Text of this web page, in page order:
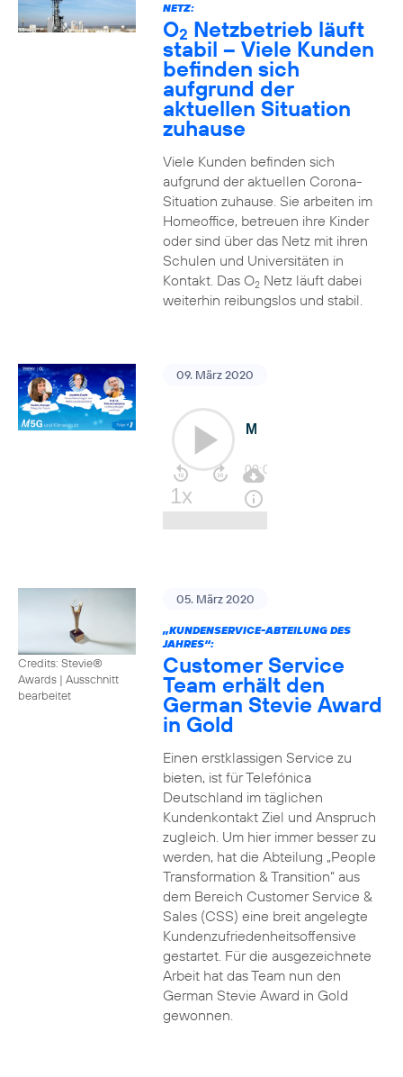
NETZ:
O2 Netzbetrieb läuft
stabil – Viele Kunden
befinden sich
aufgrund der
aktuellen Situation
zuhause
Viele Kunden befinden sich
aufgrund der aktuellen Corona-
Situation zuhause. Sie arbeiten im
Homeoffice, betreuen ihre Kinder
oder sind über das Netz mit ihren
Schulen und Universitäten in
Kontakt. Das O2Netz läuft dabei
weiterhin reibungslos und stabil.
09. März 2020
Credits: Stevie®
Awards | Ausschnitt
bearbeitet
05. März 2020
„KUNDENSERVICE-ABTEILUNG DES
JAHRES“:
Customer Service
Team erhält den
German Stevie Award
in Gold
Einen erstklassigen Service zu
bieten, ist für Telefónica
Deutschland im täglichen
Kundenkontakt Ziel und Anspruch
zugleich. Um hier immer besser zu
werden, hat die Abteilung „People
Transformation & Transition“ aus
dem Bereich Customer Service &
Sales (CSS) eine breit angelegte
Kundenzufriedenheitsoffensive
gestartet. Für die ausgezeichnete
Arbeit hat das Team nun den
German Stevie Award in Gold
gewonnen.